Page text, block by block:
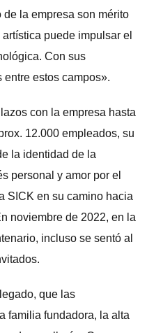
la empresa son mérito
puede impulsar el
Con sus
estos campos».
con la empresa hasta
12.000 empleados, su
la identidad de la
personal y amor por el
SICK en su camino hacia
noviembre de 2022, en la
incluso se sentó al
que las
familia fundadora, la alta